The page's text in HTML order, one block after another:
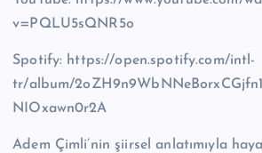
v=PQLU5sQNR5o
Spotify: https://open.spotify.com/intl-
tr/album/
NIOxawn0r2A
Adem Çimli’nin şiirsel anlatımıyla